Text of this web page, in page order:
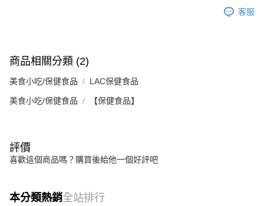
客服
商品相關分類 (2)
美食小吃/保健食品 LAC保健食品
美食小吃/保健食品 【保健食品】
評價
喜歡這個商品嗎？購買後給他一個好評吧
本分類熱銷全站排行